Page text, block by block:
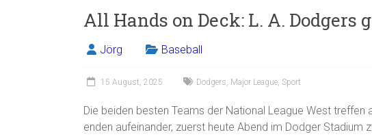
b
o
l
n
All Hands on Deck: L. A. Dodgers
Jörg Baseball
15 August, 2025 Dodgers Major League Sport
Die beiden besten Teams der National League West treffen
enden aufeinander, zuerst heute Abend im Dodger Stadium